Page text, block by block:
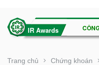
Trang chủ Chứng khoán
(-)
VIETSTOCK